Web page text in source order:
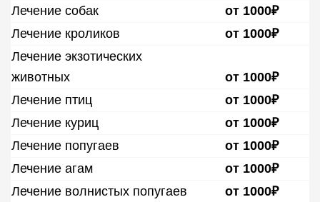
Лечение собак
от 1000₽
Лечение кроликов
от 1000₽
Лечение экзотических
животных
от 1000₽
Лечение птиц
от 1000₽
Лечение куриц
от 1000₽
Лечение попугаев
от 1000₽
Лечение агам
от 1000₽
Лечение волнистых попугаев
от 1000₽